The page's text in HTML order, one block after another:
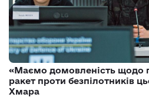
«Маємо домовленість щодо
ракет проти безпілотників
Хмара